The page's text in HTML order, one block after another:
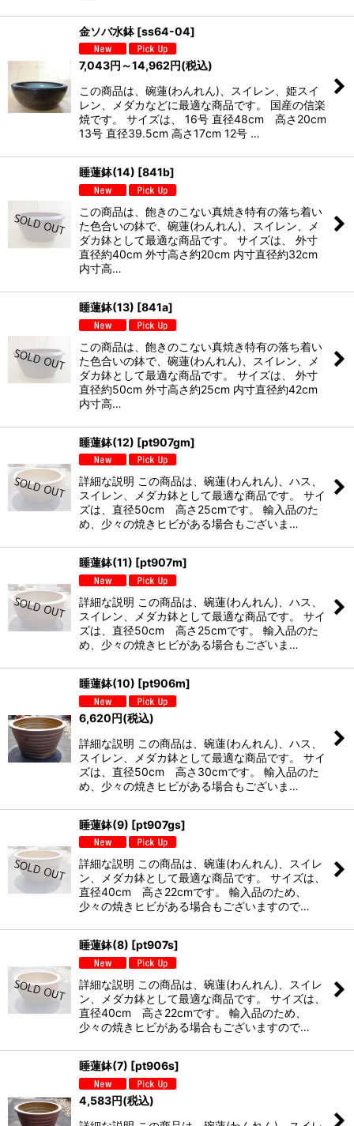
金ソバ水鉢 [ss64-04]
7,043円 ～14,962円(税込)
この商品は、碗蓮(わんれん)、スイレン、姫スイ
レン、メダカなどに最適な商品です。 国産の信楽
焼です。 サイズは、 16号 直径48cm 高さ20cm
13号 直径39.5cm 高さ17cm 12号 …
睡蓮鉢(14) [841b]
この商品は、飽きのこない真焼き特有の落ち着い
た色合いの鉢で、碗蓮(わんれん)、スイレン、メ
ダカ鉢として最適な商品です。 サイズは、 外寸
直径約40cm 外寸高さ約20cm 内寸直径約32cm
内寸高…
睡蓮鉢(13) [841a]
この商品は、飽きのこない真焼き特有の落ち着い
た色合いの鉢で、碗蓮(わんれん)、スイレン、メ
ダカ鉢として最適な商品です。 サイズは、 外寸
直径約50cm 外寸高さ約25cm 内寸直径約42cm
内寸高…
睡蓮鉢(12) [pt907gm]
詳細な説明 この商品は、碗蓮(わんれん)、ハス、
スイレン、メダカ鉢として最適な商品です。 サイ
ズは、直径50cm 高さ25cmです。 輸入品のた
め、少々の焼きヒビがある場合もございま…
睡蓮鉢(11) [pt907m]
詳細な説明 この商品は、碗蓮(わんれん)、ハス、
スイレン、メダカ鉢として最適な商品です。 サイ
ズは、直径50cm 高さ25cmです。 輸入品のた
め、少々の焼きヒビがある場合もございま…
睡蓮鉢(10) [pt906m]
6,620円(税込)
詳細な説明 この商品は、碗蓮(わんれん)、ハス、
スイレン、メダカ鉢として最適な商品です。 サイ
ズは、直径50cm 高さ30cmです。 輸入品のた
め、少々の焼きヒビがある場合もございま…
睡蓮鉢(9) [pt907gs]
詳細な説明 この商品は、碗蓮(わんれん)、スイレ
ン、メダカ鉢として最適な商品です。 サイズは、
直径40cm 高さ22cmです。 輸入品のため、
少々の焼きヒビがある場合もございますので…
睡蓮鉢(8) [pt907s]
詳細な説明 この商品は、碗蓮(わんれん)、スイレ
ン、メダカ鉢として最適な商品です。 サイズは、
直径40cm 高さ22cmです。 輸入品のため、
少々の焼きヒビがある場合もございますので…
睡蓮鉢(7) [pt906s]
4,583円(税込)